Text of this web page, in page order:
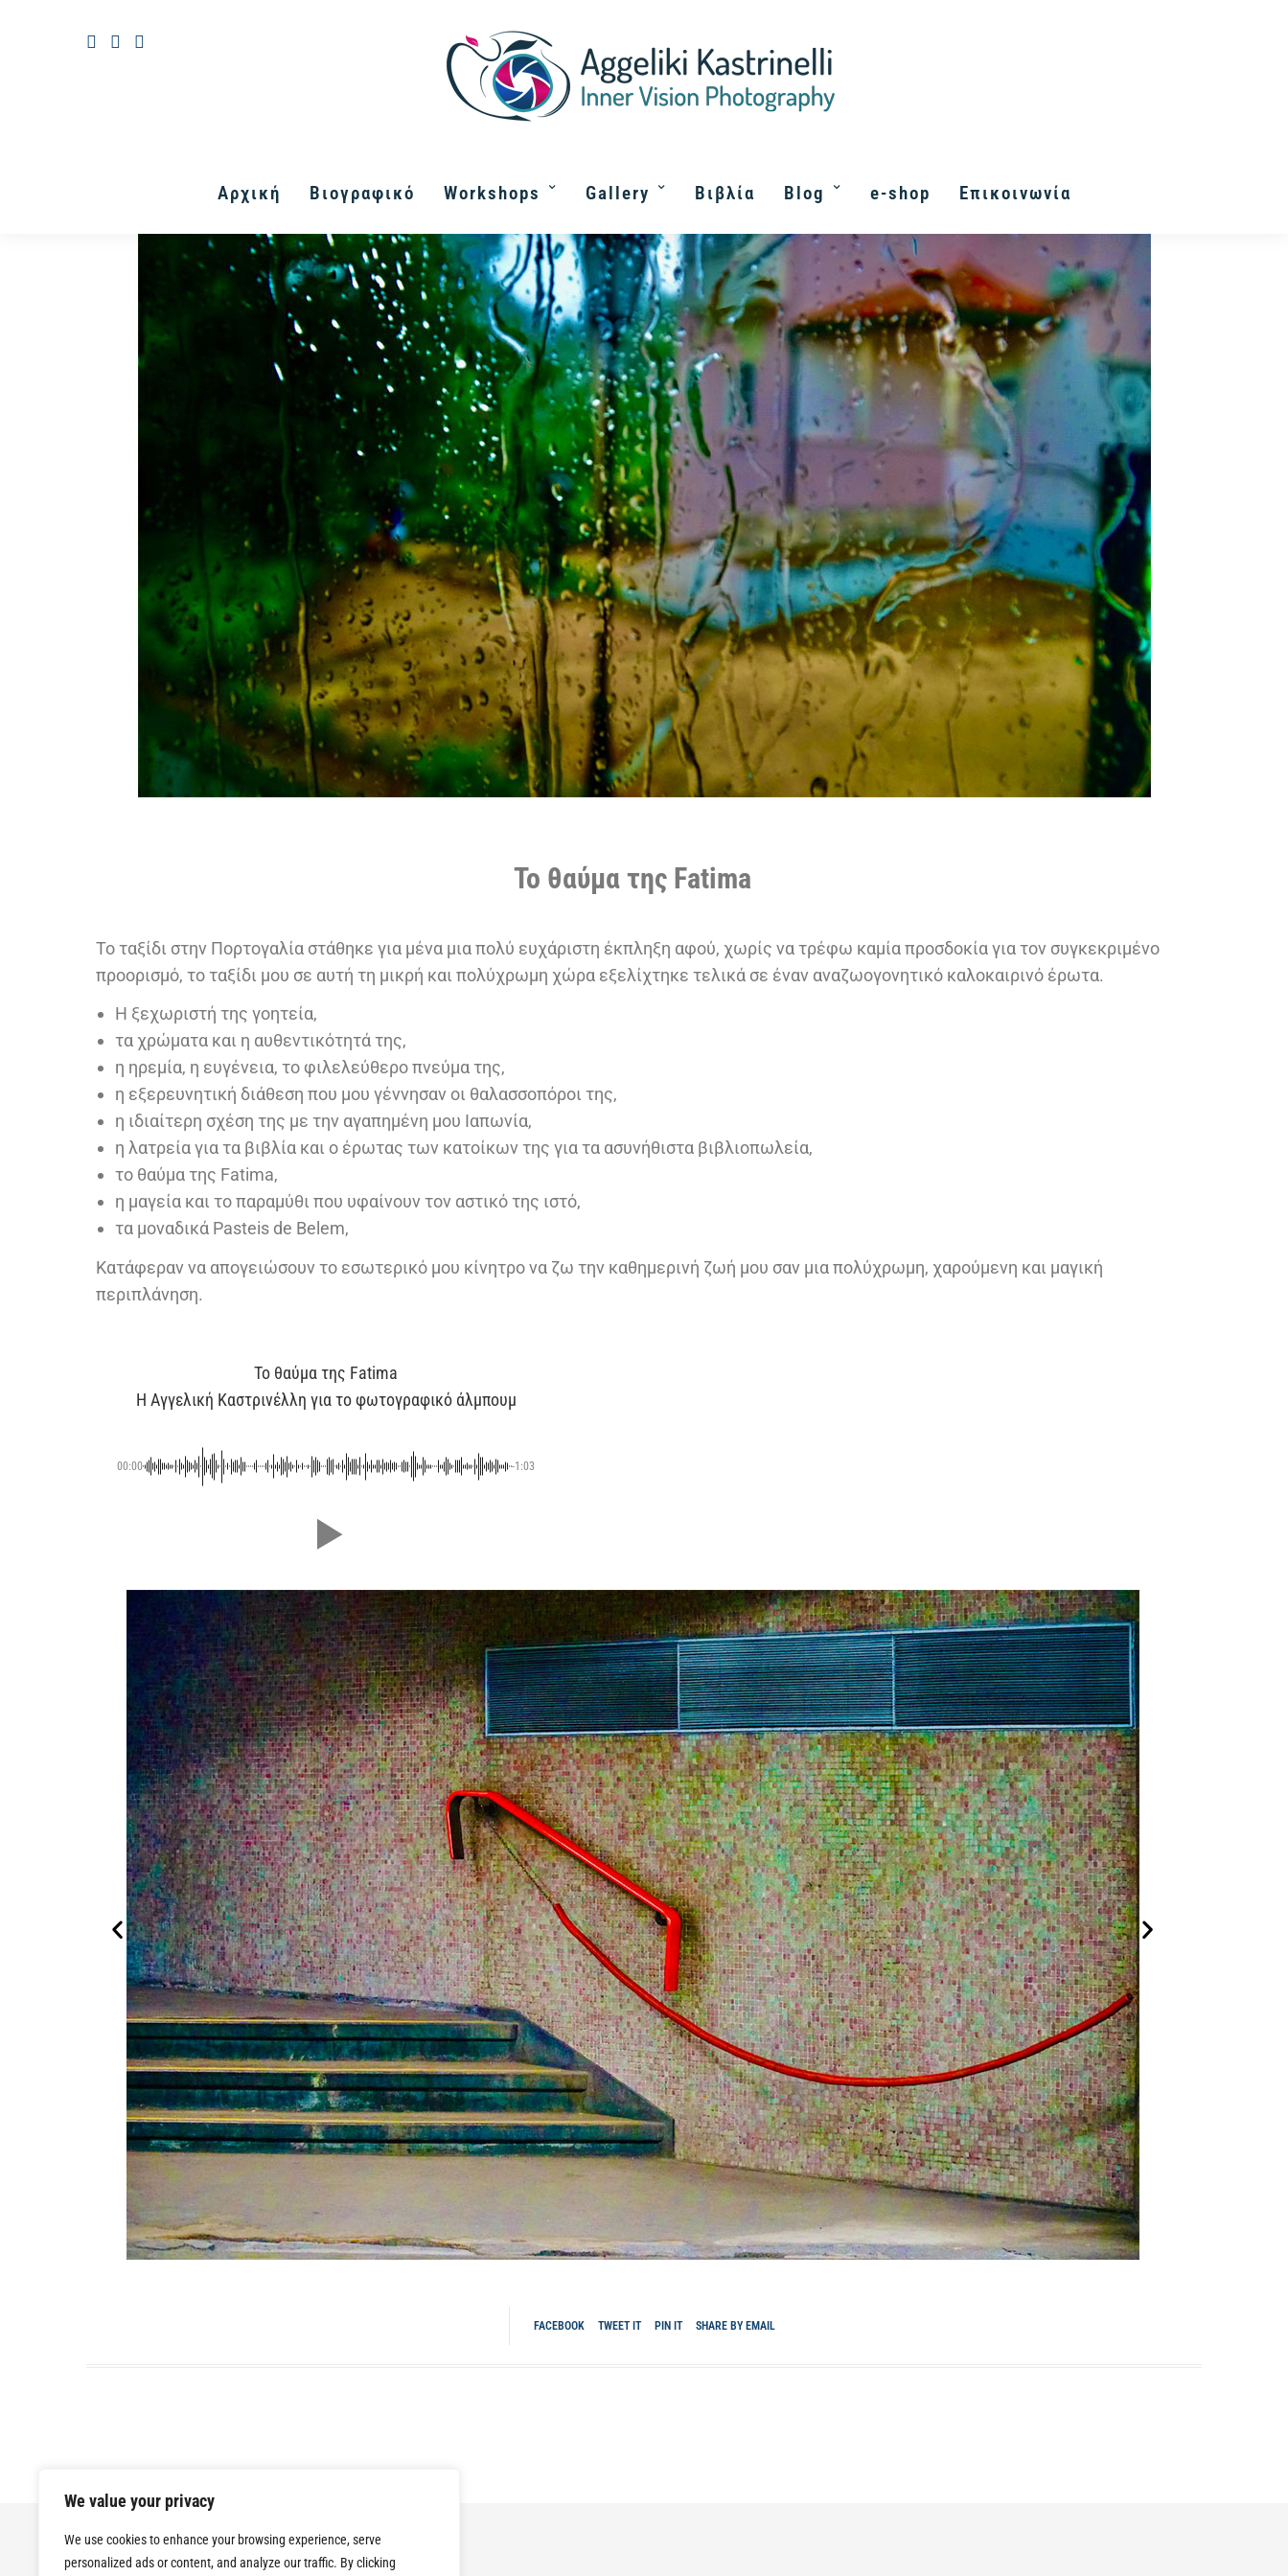
We value your privacy
We use cookies to enhance your browsing experience, serve
personalized ads or content, and analyze our traffic. By clicking
Αρχική Βιογραφικό Workshops Gallery Βιβλία Blog e-shop Επικοινωνία
Το θαύμα της Fatima
Το ταξίδι στην Πορτογαλία στάθηκε για μένα μια πολύ ευχάριστη έκπληξη αφού, χωρίς να τρέφω καμία προσδοκία για τον συγκεκριμένο
προορισμό, το ταξίδι μου σε αυτή τη μικρή και πολύχρωμη χώρα εξελίχτηκε τελικά σε έναν αναζωογονητικό καλοκαιρινό έρωτα.
Η ξεχωριστή της γοητεία,
τα χρώματα και η αυθεντικότητά της,
η ηρεμία, η ευγένεια, το φιλελεύθερο πνεύμα της,
η εξερευνητική διάθεση που μου γέννησαν οι θαλασσοπόροι της,
η ιδιαίτερη σχέση της με την αγαπημένη μου Ιαπωνία,
η λατρεία για τα βιβλία και ο έρωτας των κατοίκων της για τα ασυνήθιστα βιβλιοπωλεία,
το θαύμα της Fatima,
η μαγεία και το παραμύθι που υφαίνουν τον αστικό της ιστό,
τα μοναδικά Pasteis de Belem,
Κατάφεραν να απογειώσουν το εσωτερικό μου κίνητρο να ζω την καθημερινή ζωή μου σαν μια πολύχρωμη, χαρούμενη και μαγική
περιπλάνηση.
Το θαύμα της Fatima
Η Αγγελική Καστρινέλλη για το φωτογραφικό άλμπουμ
00:00 -1:03
FACEBOOK TWEET IT PIN IT SHARE BY EMAIL